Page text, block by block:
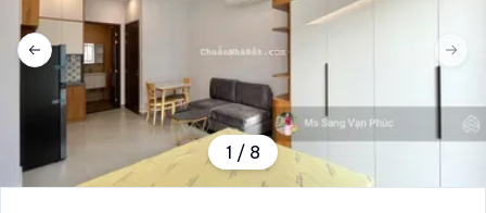
Previous slide
1 / 8